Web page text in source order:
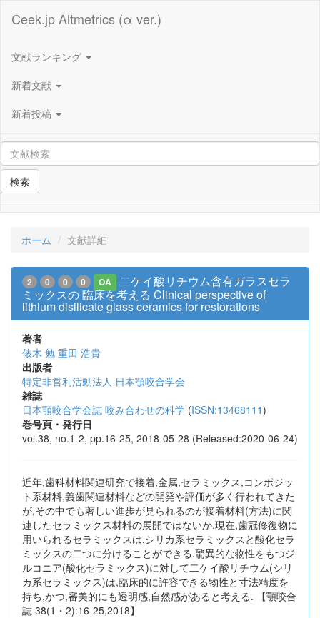
Ceek.jp Altmetrics (α ver.)
文献ランキング
新着文献
新着投稿
検索
ホーム 文献詳細
2 0 0 0 OA
二ケイ酸リチウム含有ガラスセラ
ミックスの 臨床を考える Clinical perspective of
lithium disilicate glass ceramics for restorations
著者
俵木 勉 重田 浩貴
出版者
特定非営利活動法人 日本顎咬合学会
雑誌
日本顎咬合学会誌 咬み合わせの科学 (ISSN:13468111)
巻号頁・発行日
vol.38, no.1-2, pp.16-25, 2018-05-28 (Released:2020-06-24)
近年,歯科材料関連研究で接着,金属,セラミックス,コンポジッ
ト系材料,義歯関連材料などの開発や評価が多く行われてきた
が,その中でも著しい進歩が見られるのが接着材料(方法)に関
連したセラミックス材料の展開ではないか.現在,歯冠修復物に
用いられるセラミックスは,シリカ系セラミックスと酸化セラ
ミックスの二つに分けることができる.驚異的な物性をもつジ
ルコニア(酸化セラミックス)に対して二ケイ酸リチウム(シリ
カ系セラミックス)は,臨床的に許容できる物性と寸法精度を
持ち,かつ,審美的にも透明感,自然感があると考える. 【顎咬合
誌 38(1・2):16-25,2018】